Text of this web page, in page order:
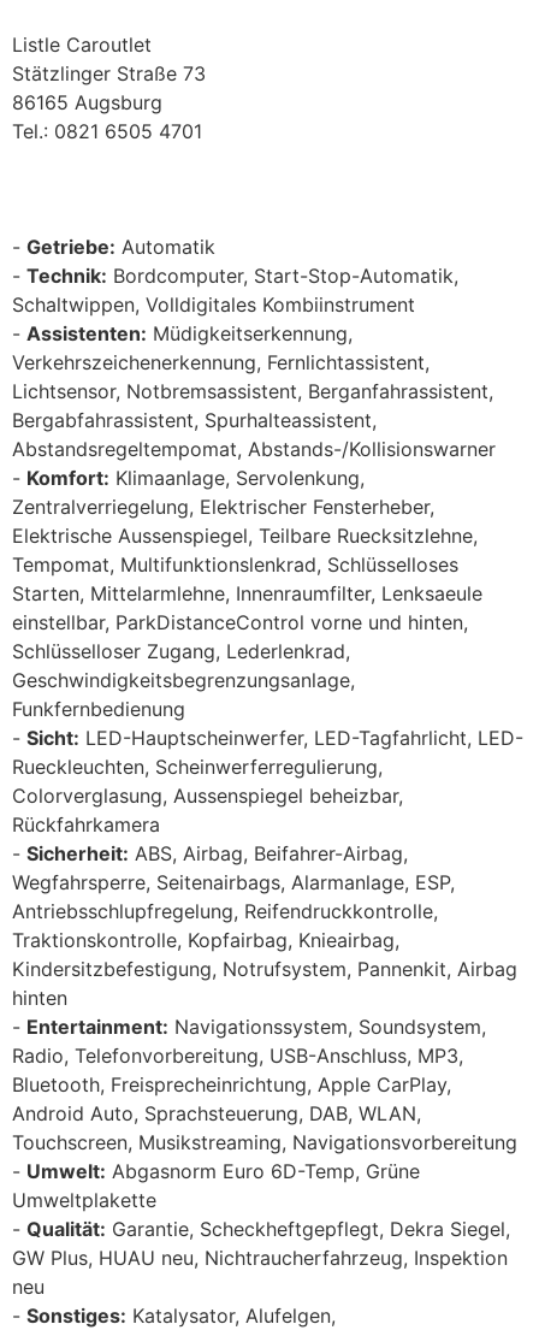
Listle Caroutlet
Stätzlinger Straße 73
86165 Augsburg
Tel.: 0821 6505 4701
Getriebe: Automatik
Technik: Bordcomputer, Start-Stop-Automatik,
Schaltwippen, Volldigitales Kombiinstrument
Assistenten: Müdigkeitserkennung,
Verkehrszeichenerkennung, Fernlichtassistent,
Lichtsensor, Notbremsassistent, Berganfahrassistent,
Bergabfahrassistent, Spurhalteassistent,
Abstandsregeltempomat, Abstands-/Kollisionswarner
Komfort: Klimaanlage, Servolenkung,
Zentralverriegelung, Elektrischer Fensterheber,
Elektrische Aussenspiegel, Teilbare Ruecksitzlehne,
Tempomat, Multifunktionslenkrad, Schlüsselloses
Starten, Mittelarmlehne, Innenraumfilter, Lenksaeule
einstellbar, ParkDistanceControl vorne und hinten,
Schlüsselloser Zugang, Lederlenkrad,
Geschwindigkeitsbegrenzungsanlage,
Funkfernbedienung
Sicht: LED-Hauptscheinwerfer, LED-Tagfahrlicht, LED-
Rueckleuchten, Scheinwerferregulierung,
Colorverglasung, Aussenspiegel beheizbar,
Rückfahrkamera
Sicherheit: ABS, Airbag, Beifahrer-Airbag,
Wegfahrsperre, Seitenairbags, Alarmanlage, ESP,
Antriebsschlupfregelung, Reifendruckkontrolle,
Traktionskontrolle, Kopfairbag, Knieairbag,
Kindersitzbefestigung, Notrufsystem, Pannenkit, Airbag
hinten
Entertainment: Navigationssystem, Soundsystem,
Radio, Telefonvorbereitung, USB-Anschluss, MP3,
Bluetooth, Freisprecheinrichtung, Apple CarPlay,
Android Auto, Sprachsteuerung, DAB, WLAN,
Touchscreen, Musikstreaming, Navigationsvorbereitung
Umwelt: Abgasnorm Euro 6D-Temp, Grüne
Umweltplakette
Qualität: Garantie, Scheckheftgepflegt, Dekra Siegel,
GW Plus, HUAU neu, Nichtraucherfahrzeug, Inspektion
neu
Sonstiges: Katalysator, Alufelgen,